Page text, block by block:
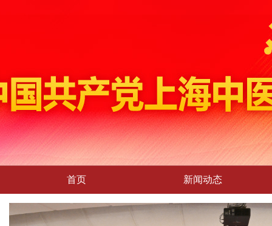
首页 新闻动态